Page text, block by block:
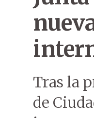
Tras la
de